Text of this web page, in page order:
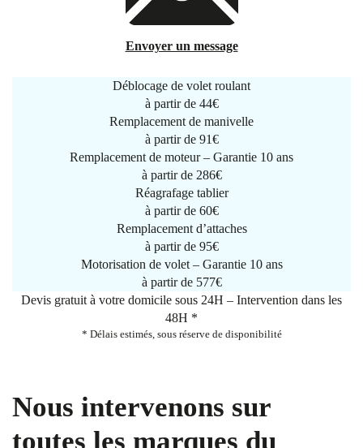
Envoyer un message
Déblocage de volet roulant
à partir de 44€
Remplacement de manivelle
à partir de 91€
Remplacement de moteur – Garantie 10 ans
à partir de 286€
Réagrafage tablier
à partir de 60€
Remplacement d’attaches
à partir de 95€
Motorisation de volet – Garantie 10 ans
à partir de 577€
Devis gratuit à votre domicile sous 24H – Intervention dans les
48H *
* Délais estimés, sous réserve de disponibilité
Nous intervenons sur
toutes les marques du